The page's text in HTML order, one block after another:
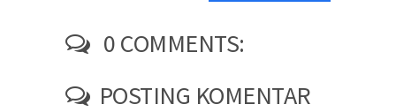
0 COMMENTS:
POSTING KOMENTAR